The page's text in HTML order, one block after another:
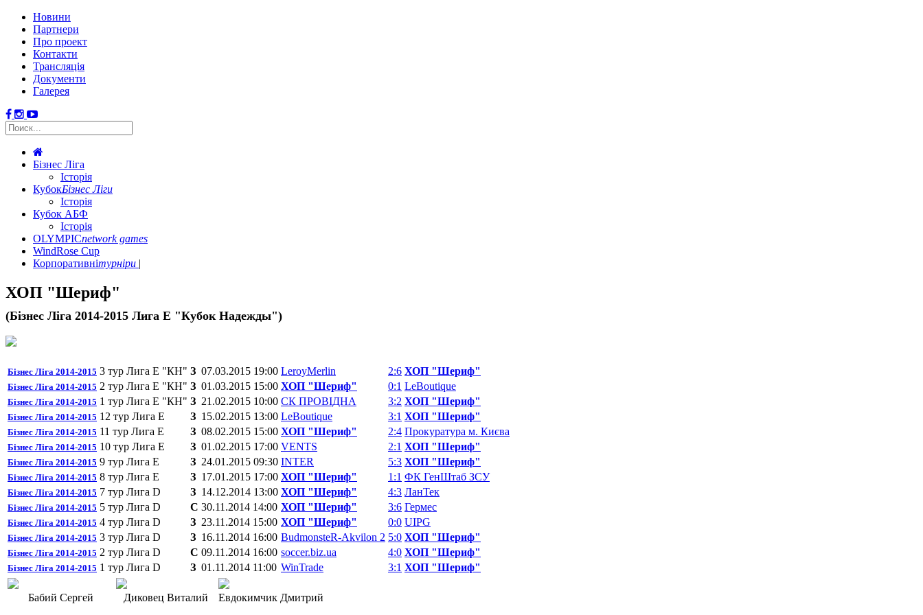
Новини
Партнери
Про проект
Контакти
Трансляція
Документи
Галерея
Бізнес Ліга
Історія
КубокБізнес Ліги
Історія
Кубок АБФ
Історія
OLYMPICnetwork games
WindRose Cup
Корпоративнітурніри
ХОП "Шериф"
(Бізнес Ліга 2014-2015 Лига Е "Кубок Надежды")
Бізнес Ліга 2014-2015 3 тур Лига E "КН" З 07.03.2015 19:00 LeroyMerlin 2:6 ХОП "Шериф"
Бізнес Ліга 2014-2015 2 тур Лига E "КН" З 01.03.2015 15:00 ХОП "Шериф" 0:1 LeBoutique
Бізнес Ліга 2014-2015 1 тур Лига E "КН" З 21.02.2015 10:00 СК ПРОВІДНА 3:2 ХОП "Шериф"
Бізнес Ліга 2014-2015 12 тур Лига E З 15.02.2015 13:00 LeBoutique 3:1 ХОП "Шериф"
Бізнес Ліга 2014-2015 11 тур Лига E З 08.02.2015 15:00 ХОП "Шериф" 2:4 Прокуратура м. Києва
Бізнес Ліга 2014-2015 10 тур Лига E З 01.02.2015 17:00 VENTS 2:1 ХОП "Шериф"
Бізнес Ліга 2014-2015 9 тур Лига E З 24.01.2015 09:30 INTER 5:3 ХОП "Шериф"
Бізнес Ліга 2014-2015 8 тур Лига E З 17.01.2015 17:00 ХОП "Шериф" 1:1 ФК ГенШтаб ЗСУ
Бізнес Ліга 2014-2015 7 тур Лига D З 14.12.2014 13:00 ХОП "Шериф" 4:3 ЛанТек
Бізнес Ліга 2014-2015 5 тур Лига D C 30.11.2014 14:00 ХОП "Шериф" 3:6 Гермес
Бізнес Ліга 2014-2015 4 тур Лига D З 23.11.2014 15:00 ХОП "Шериф" 0:0 UIPG
Бізнес Ліга 2014-2015 3 тур Лига D З 16.11.2014 16:00 BudmonsteR-Akvilon 2 5:0 ХОП "Шериф"
Бізнес Ліга 2014-2015 2 тур Лига D C 09.11.2014 16:00 soccer.biz.ua 4:0 ХОП "Шериф"
Бізнес Ліга 2014-2015 1 тур Лига D З 01.11.2014 11:00 WinTrade 3:1 ХОП "Шериф"
Бабий Сергей Диковец Виталий Евдокимчик Дмитрий